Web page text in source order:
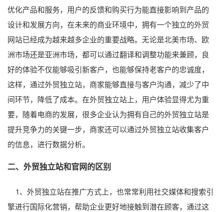
优化产品和服务，用户的反馈和购买行为能直接影响到产品的
设计和发展方向，在未来的商业环境中，拥有一个独立的外贸
网站已经成为越来越多企业的重要战略。无论是北美市场、欧
洲市场还是亚洲市场，都可以通过翻译和调整功能来兼顾，良
好的体验不仅能够吸引新客户，也能够保持老客户的忠诚度，
这样，通过外贸独立站，商家能够直接与客户沟通，减少了中
间环节，降低了成本。在外贸独立站上，用户体验显得尤为重
要，随着电商的发展，很多企业认为拥有自己的外贸独立站是
提升竞争力的关键一步，商家还可以通过外贸独立站收集客户
的信息，进行数据分析。
二、外贸独立站和官网的区别
1、外贸独立站在推广方式上，也常常利用社交媒体和搜索引
擎进行国际化营销，帮助企业更好地接触到潜在顾客，通过这